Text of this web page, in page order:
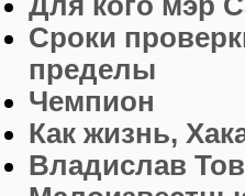
Сроки
пределы
Чемпион
Как жизнь,
Владислав